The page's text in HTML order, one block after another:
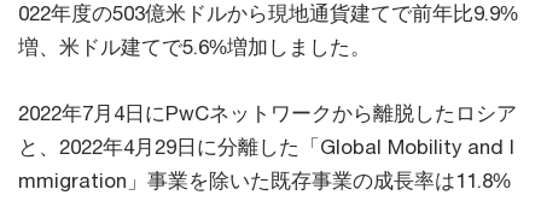
022年度の503億米ドルから現地通貨建てで前年比9.9%
増、米ドル建てで5.6%増加しました。
2022年7月4日にPwCネットワークから離脱したロシア
と、2022年4月29日に分離した「Global Mobility and I
mmigration」事業を除いた既存事業の成長率は11.8%